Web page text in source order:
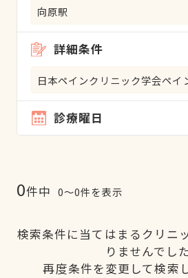
向原駅
詳細条件
診療曜日
0件中 0〜0件を表示
検索条件に当てはまるクリニ
りませんでした
再度条件を変更して検索